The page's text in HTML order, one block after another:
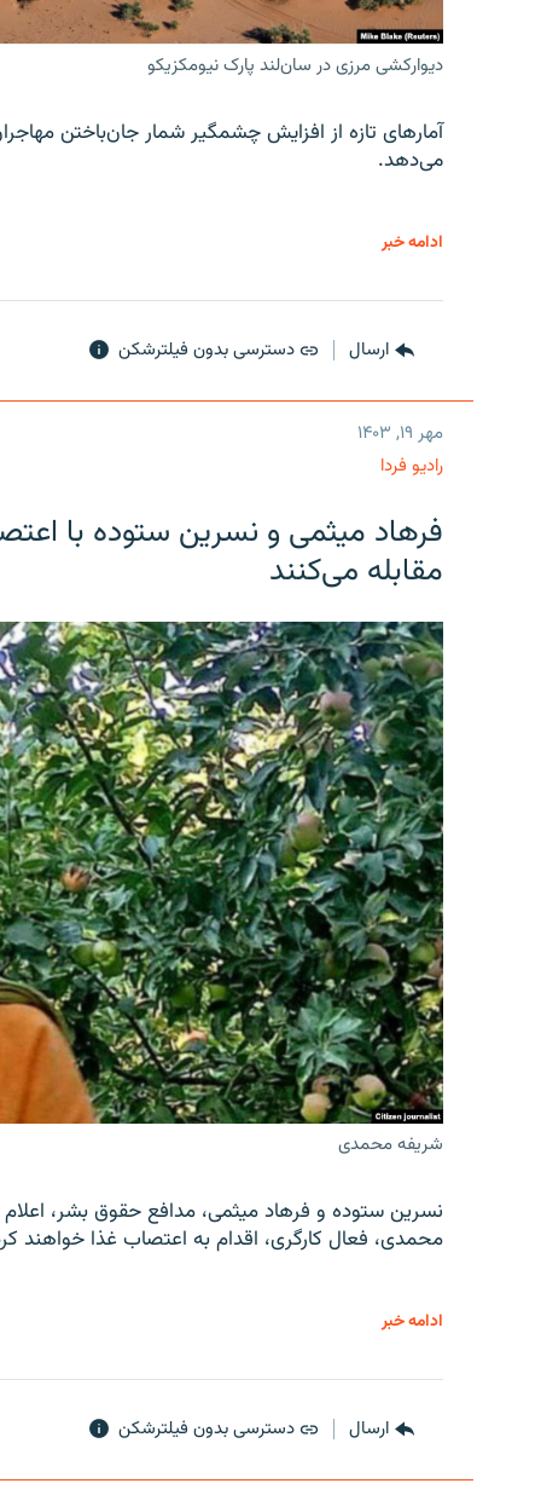
دیوارکشی مرزی در سان‌لند پارک نیومکزیکو
آمارهای تازه از افزایش چشمگیر شمار جان‌باختن
می‌دهد.
ادامه خبر
ارسال دسترسی بدون فیلترشکن
مهر ۱۹, ۱۴۰۳
رادیو فردا
فرهاد میثمی و نسرین ستوده با
مقابله می‌کنند
شریفه محمدی
نسرین ستوده و فرهاد میثمی، مدافع حقوق بشر،
محمدی، فعال کارگری، اقدام به اعتصاب غذا خواهند
ادامه خبر
ارسال دسترسی بدون فیلترشکن